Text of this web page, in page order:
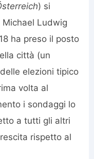
) si
Michael Ludwig
ha preso il posto
città (un
elezioni tipico
volta al
i sondaggi lo
a tutti gli altri
rispetto al